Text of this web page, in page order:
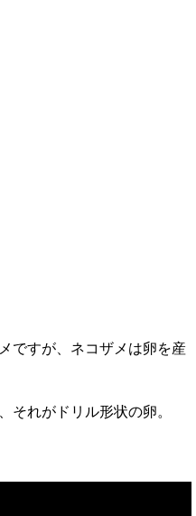
ですが、ネコザメは卵を産
それがドリル形状の卵。